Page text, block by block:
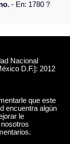
- En: 1780 ?
Nacional
D.F.]: 2012
que este
encuentra algún
le